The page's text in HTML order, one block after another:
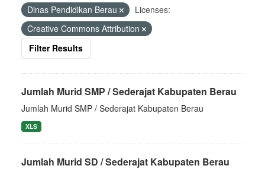
Dinas Pendidikan Berau
Licenses:
Creative Commons Attribution
Filter Results
Jumlah Murid SMP / Sederajat Kabupaten Berau
Jumlah Murid SMP / Sederajat Kabupaten Berau
XLS
Jumlah Murid SD / Sederajat Kabupaten Berau